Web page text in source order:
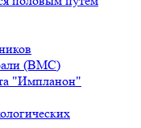
(ВМС)
"Импланон"